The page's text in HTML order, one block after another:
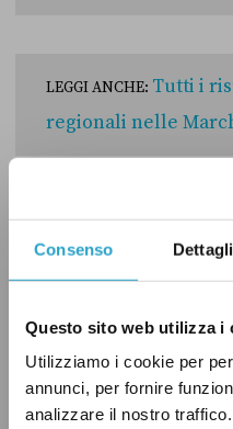
Consenso Dettagli
Questo sito web utilizza i
Utilizziamo i cookie per
annunci, per fornire
analizzare il nostro
LEGGI ANCHE: Tutti i
regionali nelle
LA REGOLA
PREPARATO.
È uscita la
elettorale,